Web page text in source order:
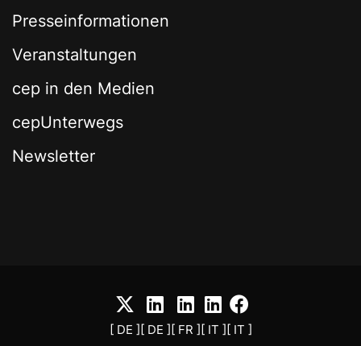
Presseinformationen
Veranstaltungen
cep in den Medien
cepUnterwegs
Newsletter
[ DE ][ DE ][ FR ][ IT ][ IT ]